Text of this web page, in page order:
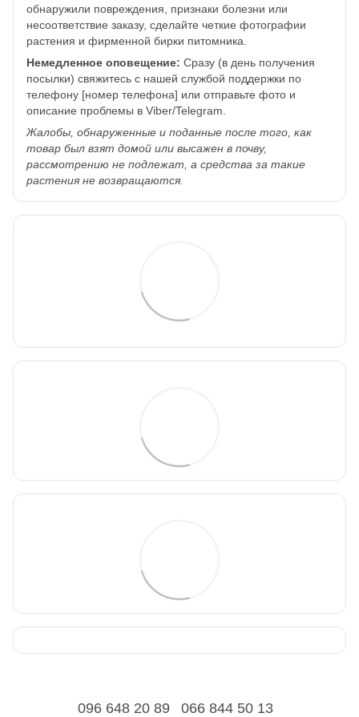
обнаружили повреждения, признаки болезни или
несоответствие заказу, сделайте четкие фотографии
растения и фирменной бирки питомника.
Немедленное оповещение: Сразу (в день получения
посылки) свяжитесь с нашей службой поддержки по
телефону [номер телефона] или отправьте фото и
описание проблемы в Viber/Telegram.
Жалобы, обнаруженные и поданные после того, как
товар был взят домой или высажен в почву,
рассмотрению не подлежат, а средства за такие
растения не возвращаются.
096 648 20 89 066 844 50 13